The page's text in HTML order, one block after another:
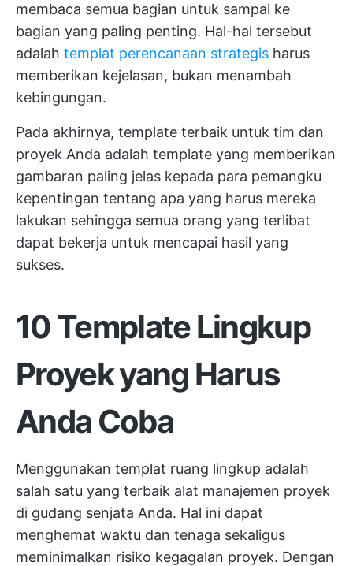
membaca semua bagian untuk sampai ke
bagian yang paling penting. Hal-hal tersebut
adalah templat perencanaan strategis harus
memberikan kejelasan, bukan menambah
kebingungan.
Pada akhirnya, template terbaik untuk tim dan
proyek Anda adalah template yang memberikan
gambaran paling jelas kepada para pemangku
kepentingan tentang apa yang harus mereka
lakukan sehingga semua orang yang terlibat
dapat bekerja untuk mencapai hasil yang
sukses.
10 Template Lingkup
Proyek yang Harus
Anda Coba
Menggunakan templat ruang lingkup adalah
salah satu yang terbaik alat manajemen proyek
di gudang senjata Anda. Hal ini dapat
menghemat waktu dan tenaga sekaligus
meminimalkan risiko kegagalan proyek. Dengan